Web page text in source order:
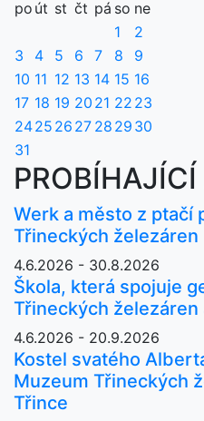
po út st čt pá so ne
1
2
3
4 5 6 7 8
9
10 11 12 13 14 15 16
17 18 19 20 21 22 23
2425 26 27 28 29 30
31
PROBÍHAJÍCÍ
Werk a město z ptačí
Třineckých železáren
4.6.2026 - 30.8.2026
Škola, která spojuje
Třineckých železáren
4.6.2026 - 20.9.2026
Kostel svatého
Muzeum Třineckých
Třince